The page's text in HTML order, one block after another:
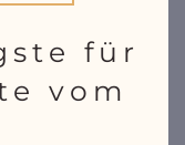
für
vom